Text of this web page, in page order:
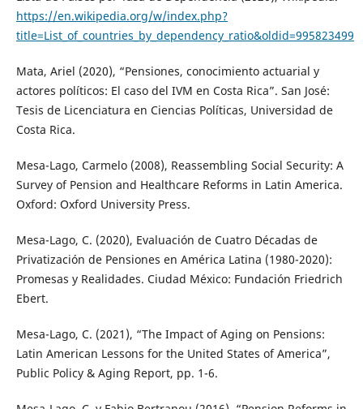
https://en.wikipedia.org/w/index.php?
title=List_of_countries_by_dependency_ratio&oldid=995823499
Mata, Ariel (2020), “Pensiones, conocimiento actuarial y
actores políticos: El caso del IVM en Costa Rica”. San José:
Tesis de Licenciatura en Ciencias Políticas, Universidad de
Costa Rica.
Mesa-Lago, Carmelo (2008), Reassembling Social Security: A
Survey of Pension and Healthcare Reforms in Latin America.
Oxford: Oxford University Press.
Mesa-Lago, C. (2020), Evaluación de Cuatro Décadas de
Privatización de Pensiones en América Latina (1980-2020):
Promesas y Realidades. Ciudad México: Fundación Friedrich
Ebert.
Mesa-Lago, C. (2021), “The Impact of Aging on Pensions:
Latin American Lessons for the United States of America”,
Public Policy & Aging Report, pp. 1-6.